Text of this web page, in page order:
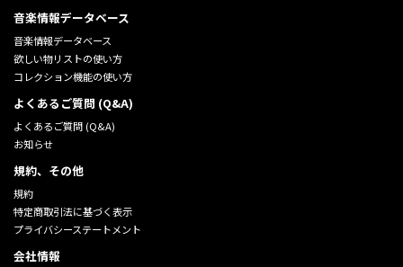
音楽情報データベース
音楽情報データベース
欲しい物リストの使い方
コレクション機能の使い方
よくあるご質問 (Q&A)
よくあるご質問 (Q&A)
お知らせ
規約、その他
規約
特定商取引法に基づく表示
プライバシーステートメント
会社情報